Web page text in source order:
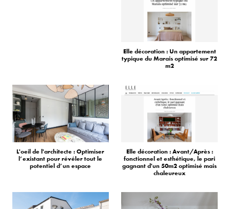
Elle décoration : Un appartement
typique du Marais optimisé sur 72
m2
L'oeil de l'architecte : Optimiser
l’existant pour révéler tout le
potentiel d’un espace
Elle décoration : Avant/Après :
fonctionnel et esthétique, le pari
gagnant d'un 50m2 optimisé mais
chaleureux